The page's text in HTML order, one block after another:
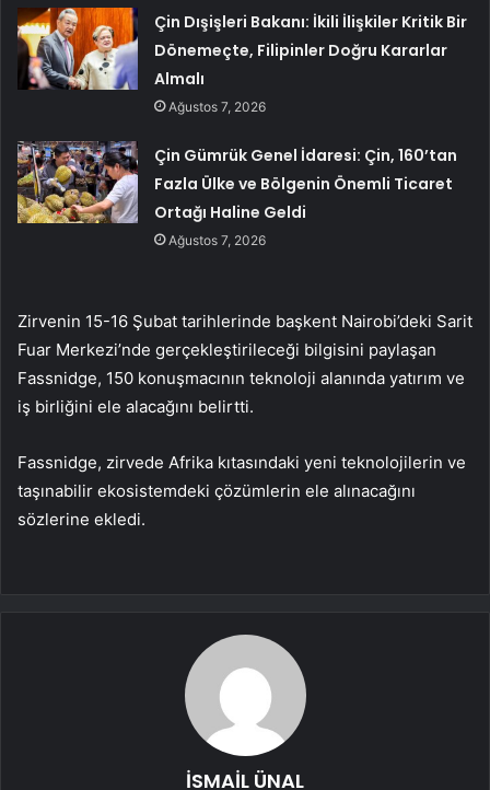
Çin Dışişleri Bakanı: İkili İlişkiler Kritik Bir
Dönemeçte, Filipinler Doğru Kararlar
Almalı
Ağustos 7, 2026
Çin Gümrük Genel İdaresi: Çin, 160’tan
Fazla Ülke ve Bölgenin Önemli Ticaret
Ortağı Haline Geldi
Ağustos 7, 2026
Zirvenin 15-16 Şubat tarihlerinde başkent Nairobi’deki Sarit
Fuar Merkezi’nde gerçekleştirileceği bilgisini paylaşan
Fassnidge, 150 konuşmacının teknoloji alanında yatırım ve
iş birliğini ele alacağını belirtti.
Fassnidge, zirvede Afrika kıtasındaki yeni teknolojilerin ve
taşınabilir ekosistemdeki çözümlerin ele alınacağını
sözlerine ekledi.
İSMAİL ÜNAL